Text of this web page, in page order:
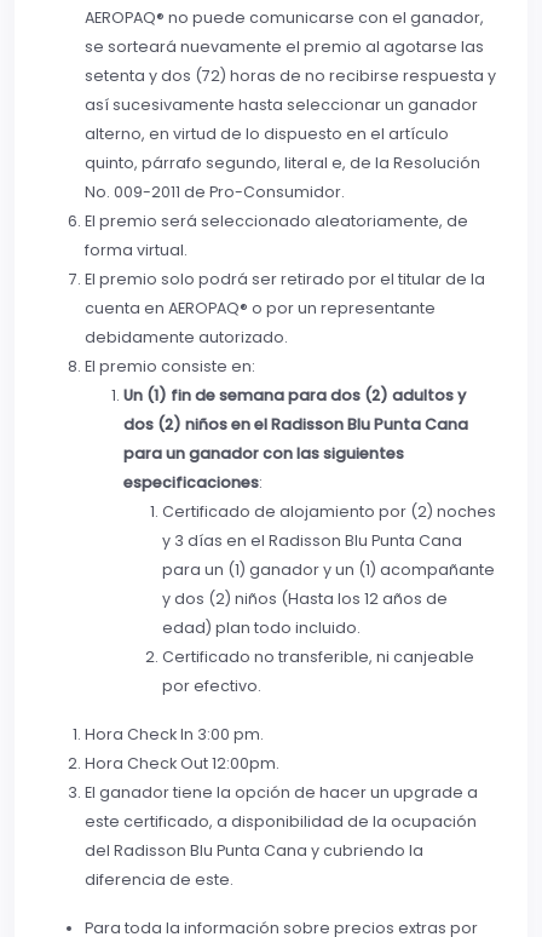
AEROPAQ® no puede comunicarse con el ganador,
se sorteará nuevamente el premio al agotarse las
setenta y dos (72) horas de no recibirse respuesta y
así sucesivamente hasta seleccionar un ganador
alterno, en virtud de lo dispuesto en el artículo
quinto, párrafo segundo, literal e, de la Resolución
No. 009-2011 de Pro-Consumidor.
El premio será seleccionado aleatoriamente, de
forma virtual.
El premio solo podrá ser retirado por el titular de la
cuenta en AEROPAQ® o por un representante
debidamente autorizado.
El premio consiste en:
Un (1) fin de semana para dos (2) adultos y
dos (2) niños en el Radisson Blu Punta Cana
para un ganador con las siguientes
especificaciones:
Certificado de alojamiento por (2) noches
y 3 días en el Radisson Blu Punta Cana
para un (1) ganador y un (1) acompañante
y dos (2) niños (Hasta los 12 años de
edad) plan todo incluido.
Certificado no transferible, ni canjeable
por efectivo.
Hora Check In 3:00 pm.
Hora Check Out 12:00pm.
El ganador tiene la opción de hacer un upgrade a
este certificado, a disponibilidad de la ocupación
del Radisson Blu Punta Cana y cubriendo la
diferencia de este.
Para toda la información sobre precios extras por